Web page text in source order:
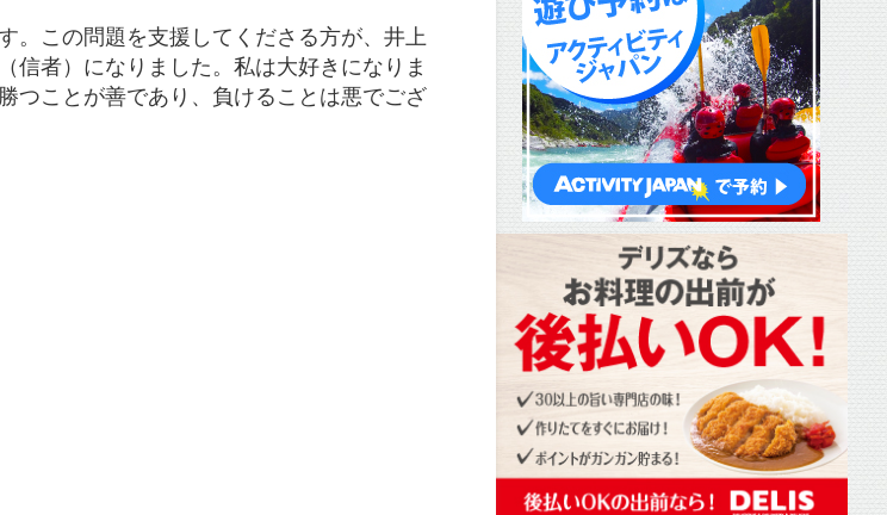
。この問題を支援してくださる方が、井上
者）になりました。私は大好きになりま
ことが善であり、負けることは悪でござ